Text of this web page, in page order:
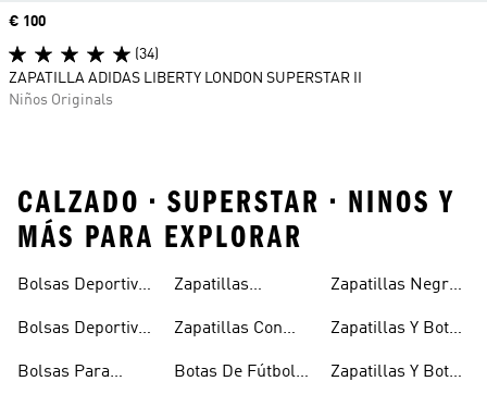
Precio
€ 100
(34)
ZAPATILLA ADIDAS LIBERTY LONDON SUPERSTAR II
Niños Originals
CALZADO • SUPERSTAR • NINOS Y
MÁS PARA EXPLORAR
Bolsas Deportivas
Bolsas Deportivas
Bolsas Para
Niñas
Zapatillas
Niños
Zapatillas Con
Niños
Botas De Fútbol
Zapatillas Negras
Zapatillas Y Botas
Zapatillas Y Botas